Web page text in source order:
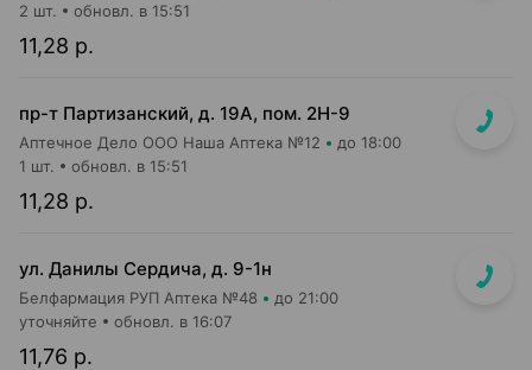
11,28 р.
2 шт. обновл. в 15:51
пр-т Партизанский, д. 19А, пом. 2Н-9
Аптечное Дело ООО Наша Аптека №12 до 18:00
11,28 р.
1 шт. обновл. в 15:51
ул. Данилы Сердича, д. 9-1н
Белфармация РУП Аптека №48 до 21:00
11,76 р.
уточняйте обновл. в 16:07